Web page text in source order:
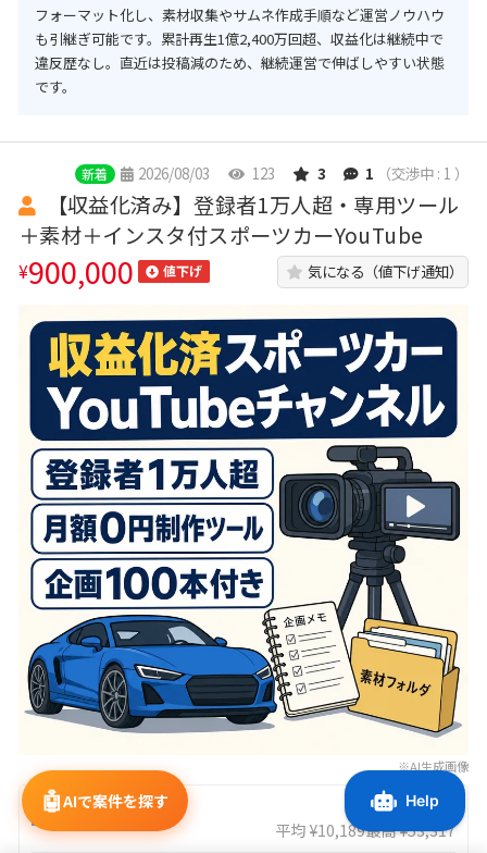
フォーマット化し、素材収集やサムネ作成手順など運営ノウハウ
も引継ぎ可能です。累計再生1億2,400万回超、収益化は継続中で
違反歴なし。直近は投稿減のため、継続運営で伸ばしやすい状態
です。
新着 2026/08/03 123 3 1 （交渉中 : 1 ）
※AI生成画像
【収益化済み】登録者1万人超・専用ツール
＋素材＋インスタ付スポーツカーYouTube
¥900,000 値下げ 気になる（値下げ通知）
売上/月 ¥6,509
平均 ¥10,189最高 ¥53,317
🤖AIで案件を探す